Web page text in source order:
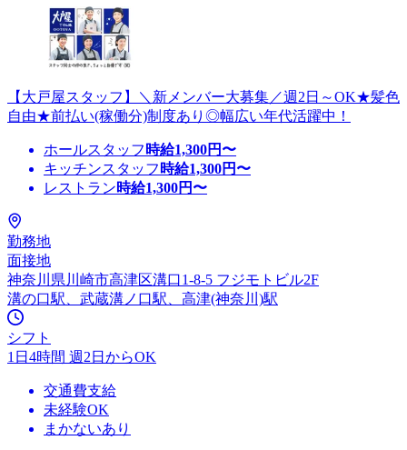
【大戸屋スタッフ】＼新メンバー大募集／週2日～OK★髪色
自由★前払い(稼働分)制度あり◎幅広い年代活躍中！
ホールスタッフ 時給1,300円〜
キッチンスタッフ 時給1,300円〜
レストラン時給1,300円〜
勤務地
面接地
神奈川県川崎市高津区溝口1-8-5 フジモトビル2F
溝の口駅、武蔵溝ノ口駅、高津(神奈川)駅
シフト
1日4時間 週2日からOK
交通費支給
未経験OK
まかないあり